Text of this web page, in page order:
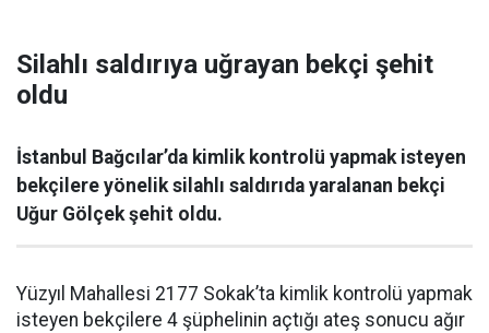
Silahlı saldırıya uğrayan bekçi şehit
oldu
İstanbul Bağcılar’da kimlik kontrolü yapmak isteyen
bekçilere yönelik silahlı saldırıda yaralanan bekçi
Uğur Gölçek şehit oldu.
Yüzyıl Mahallesi 2177 Sokak’ta kimlik kontrolü yapmak
isteyen bekçilere 4 şüphelinin açtığı ateş sonucu ağır